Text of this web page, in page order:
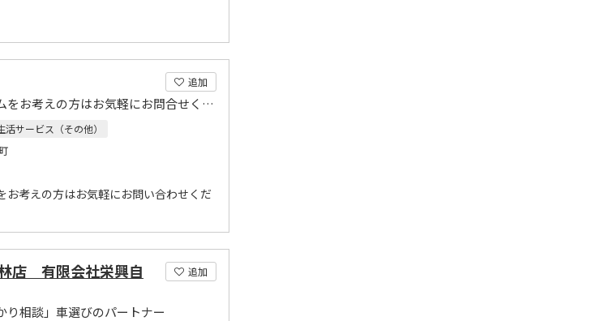
追加
ガス機器のご購入・リフォームをお考えの方はお気軽にお問合せください
活サービス（その他）
お考えの方はお気軽にお問い合わせくだ
追加
店 有限会社栄興自
り相談」車選びのパートナー